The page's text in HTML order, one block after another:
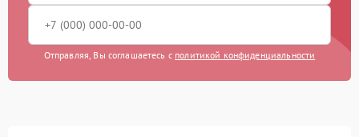
Отправляя, Вы соглашаетесь с политикой конфиденциальности